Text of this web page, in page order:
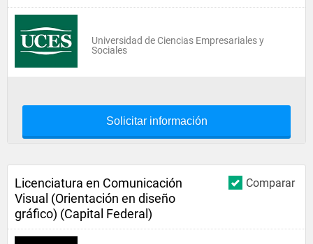
Universidad de Ciencias Empresariales y
Sociales
Solicitar información
Comparar
Licenciatura en Comunicación
Visual (Orientación en diseño
gráfico) (Capital Federal)